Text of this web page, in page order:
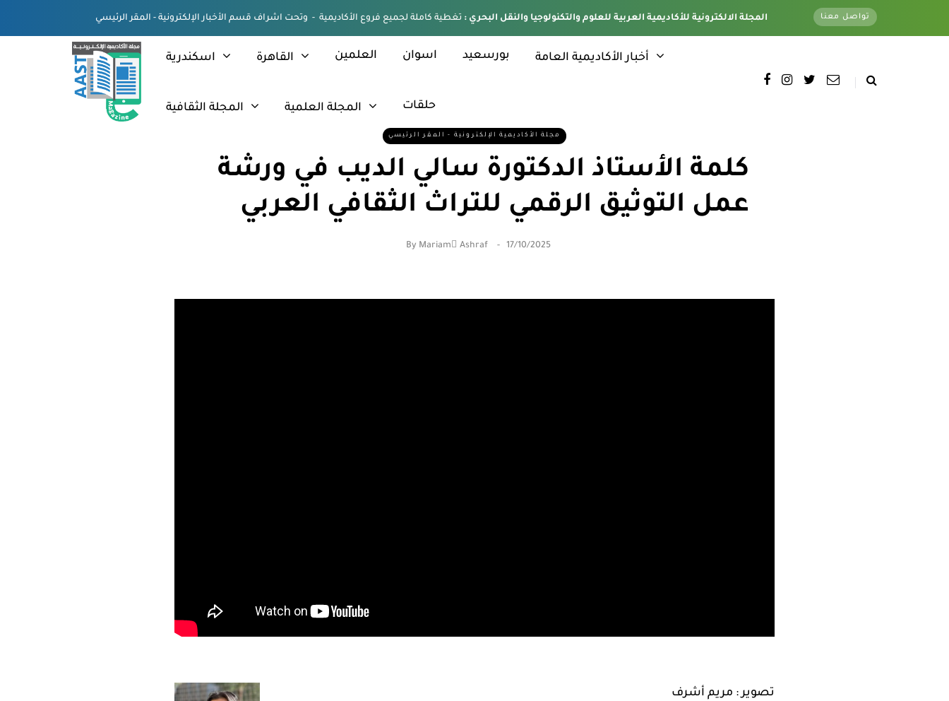
المجلة الالكترونية للأكاديمية العربية للعلوم والتكنولوجيا والنقل البحري : تواصل معنا
اسكندرية القاهرة العلمين اسوان بورسعيد أخبار الأكاديمية العامة
المجلة الثقافية المجلة العلمية حلقات
مجلة الأكاديمية الإلكترونية - المقر الرئيسي
كلمة الأستاذ الدكتورة سالي الديب في ورشة
عمل التوثيق الرقمي للتراث الثقافي العربي
By Mariam ِAshraf 17/10/2025
تصوير : مريم أشرف